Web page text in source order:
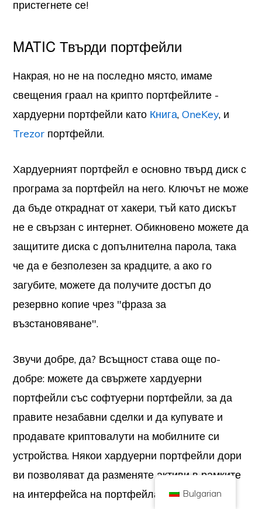
пристегнете се!
MATIC Твърди портфейли
Накрая, но не на последно място, имаме
свещения граал на крипто портфейлите -
хардуерни портфейли като Книга,OneKey, и
Trezor портфейли.
Хардуерният портфейл е основно твърд диск с
програма за портфейл на него. Ключът не може
да бъде откраднат от хакери, тъй като дискът
не е свързан с интернет. Обикновено можете да
защитите диска с допълнителна парола, така
че да е безполезен за крадците, а ако го
загубите, можете да получите достъп до
резервно копие чрез "фраза за
възстановяване".
Звучи добре, да? Всъщност става още по-
добре: можете да свържете хардуерни
портфейли със софтуерни портфейли, за да
правите незабавни сделки и да купувате и
продавате криптовалути на мобилните си
устройства. Някои хардуерни портфейли дори
ви позволяват да разменяте активи в рамките
на интерфейса на портфейла.
W1W 5PF
инвестиционен съвет. Миналото представяне не е показателно за
бъдещи резултати. Инвестирането в криптовалута е свързано с риск.
Криптовалутата не се регулира от Органа за финансово поведение на
компенсиране на финансовите услуги на Обединеното кралство или в
обхвата на юрисдикцията на Службата на финансовия омбудсман на
Обединеното кралство. Инвестирането в криптовалута е свързано с
риск и криптовалутата може да увеличи стойността си или да загуби
може да бъде приложим към печалбите от продажби на криптовалута.
НАЧАЛО ЗА ПОЛИТИКА ЗА ПОВЕРИТЕЛНОСТ СВЪРЖЕТЕ СЕ С НАС
Bulgarian